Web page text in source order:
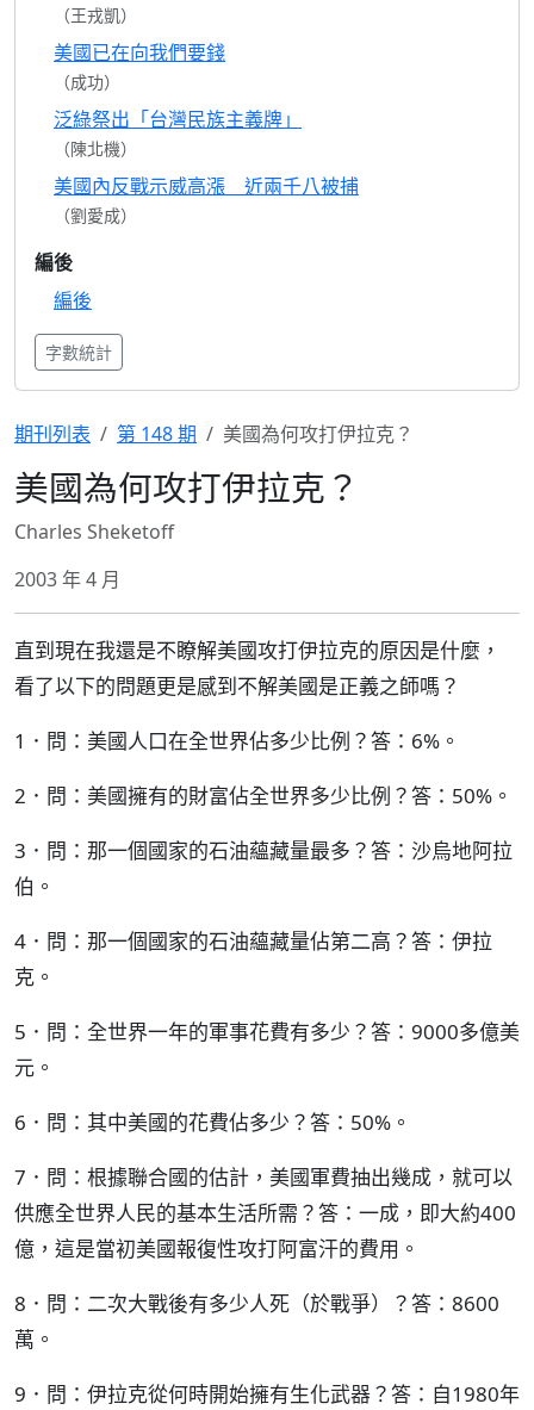
（王戎凱）
美國已在向我們要錢
（成功）
泛綠祭出「台灣民族主義牌」
（陳北機）
美國內反戰示威高漲 近兩千八被捕
（劉愛成）
編後
編後
字數統計
期刊列表 第 148 期 美國為何攻打伊拉克？
美國為何攻打伊拉克？
Charles Sheketoff
2003 年 4 月
直到現在我還是不瞭解美國攻打伊拉克的原因是什麼，
看了以下的問題更是感到不解美國是正義之師嗎？
1．問：美國人口在全世界佔多少比例？答：6%。
2．問：美國擁有的財富佔全世界多少比例？答：50%。
3．問：那一個國家的石油蘊藏量最多？答：沙烏地阿拉
伯。
4．問：那一個國家的石油蘊藏量佔第二高？答：伊拉
克。
5．問：全世界一年的軍事花費有多少？答：9000多億美
元。
6．問：其中美國的花費佔多少？答：50%。
7．問：根據聯合國的估計，美國軍費抽出幾成，就可以
供應全世界人民的基本生活所需？答：一成，即大約400
億，這是當初美國報復性攻打阿富汗的費用。
8．問：二次大戰後有多少人死（於戰爭）？答：8600
萬。
9．問：伊拉克從何時開始擁有生化武器？答：自1980年